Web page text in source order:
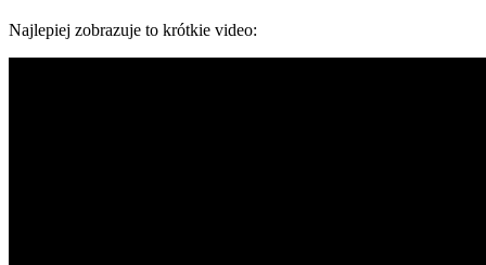
Najlepiej zobrazuje to krótkie video: